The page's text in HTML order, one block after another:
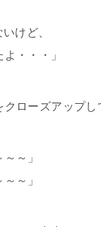
けど、
・・・」
クローズアップし
～」
～」